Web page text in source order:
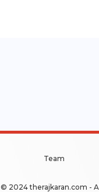
Team
© 2024 therajkaran.com -